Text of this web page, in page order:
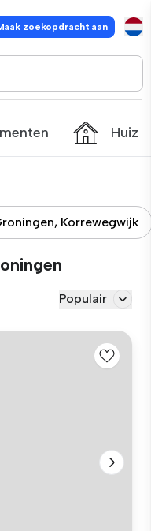
zoekopdracht aan
Korrewegwijk
Populair